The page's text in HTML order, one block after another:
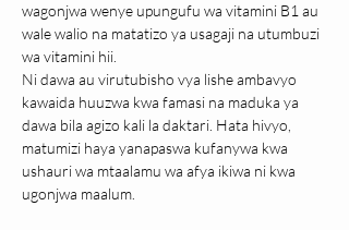
wagonjwa wenye upungufu wa vitamini B1 au
wale walio na matatizo ya usagaji na utumbuzi
wa vitamini hii.
Ni dawa au virutubisho vya lishe ambavyo
kawaida huuzwa kwa famasi na maduka ya
dawa bila agizo kali la daktari. Hata hivyo,
matumizi haya yanapaswa kufanywa kwa
ushauri wa mtaalamu wa afya ikiwa ni kwa
ugonjwa maalum.